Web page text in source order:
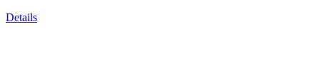
Details